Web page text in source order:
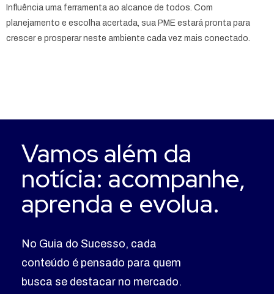
Influência uma ferramenta ao alcance de todos. Com
planejamento e escolha acertada, sua PME estará pronta para
crescer e prosperar neste ambiente cada vez mais conectado.
Vamos além da
notícia: acompanhe,
aprenda e evolua.
No Guia do Sucesso, cada
conteúdo é pensado para quem
busca se destacar no mercado.